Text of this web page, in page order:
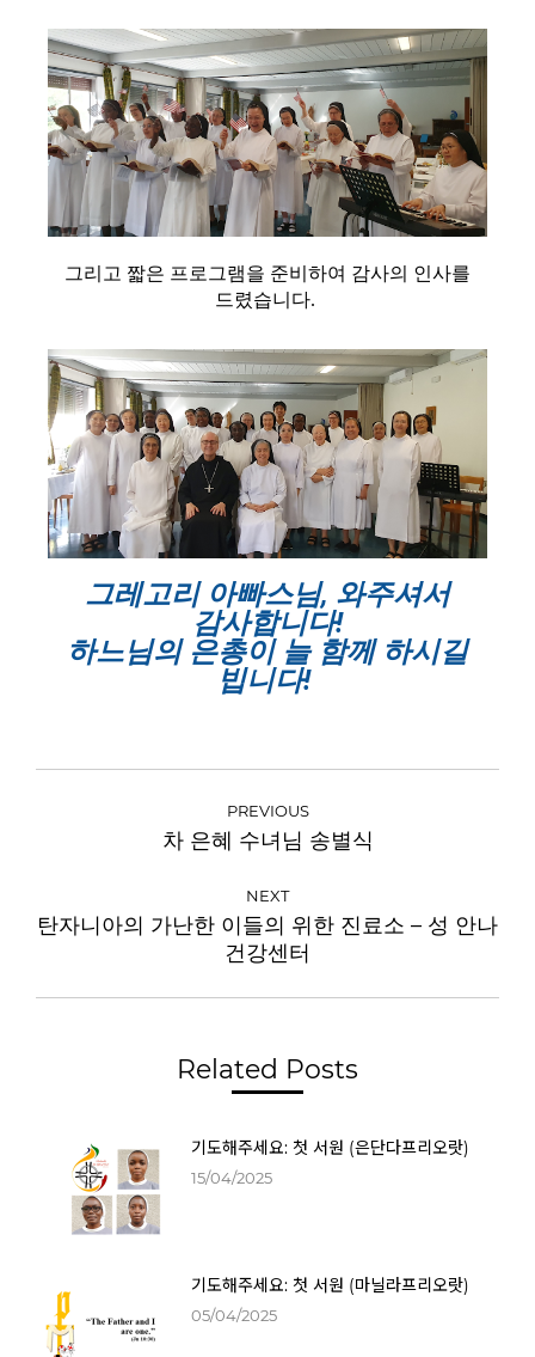
그리고 짧은 프로그램을 준비하여 감사의 인사를
드렸습니다.
그레고리 아빠스님, 와주셔서
감사합니다!
하느님의 은총이 늘 함께 하시길
빕니다!
PREVIOUS
차 은혜 수녀님 송별식
NEXT
탄자니아의 가난한 이들의 위한 진료소 – 성 안나
건강센터
Related Posts
기도해주세요: 첫 서원 (은단다프리오랏)
15/04/2025
기도해주세요: 첫 서원 (마닐라프리오랏)
05/04/2025